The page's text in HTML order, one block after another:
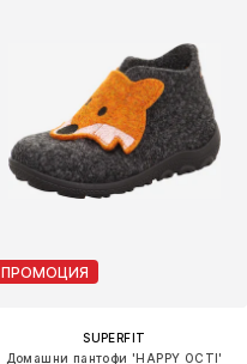
ПРОМОЦИЯ
SUPERFIT
Домашни пантофи 'HAPPY OCTI'